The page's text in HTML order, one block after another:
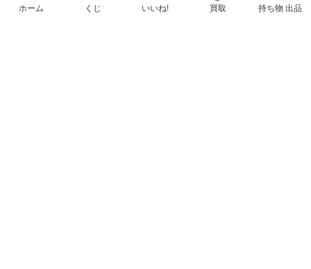
ホーム くじ いいね! 買取 持ち物 出品